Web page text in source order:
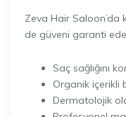
Zeva Hair Saloon’da
de güveni garanti
Saç sağlığını
Organik içerikli
Dermatolojik